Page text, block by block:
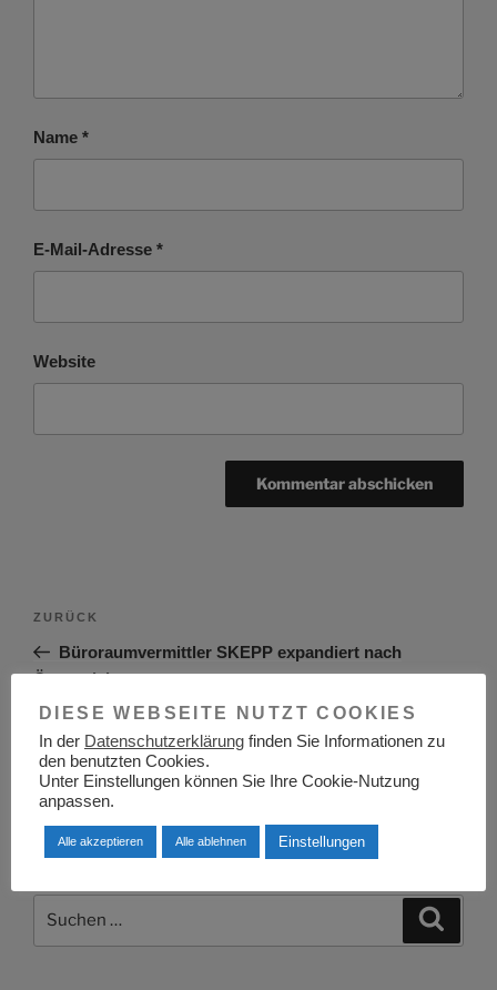
Name *
E-Mail-Adresse *
Website
Beitragsnavigation
Vorheriger
Beitrag
ZURÜCK
Büroraumvermittler SKEPP expandiert nach
Österreich
Beitrag
Soziale Stigmata die so nicht mehr existieren (dürften)
DIESE WEBSEITE NUTZT COOKIES
In der Datenschutzerklärung finden Sie Informationen zu
den benutzten Cookies.
Unter Einstellungen können Sie Ihre Cookie-Nutzung
anpassen.
Alle akzeptieren Alle ablehnen Einstellungen